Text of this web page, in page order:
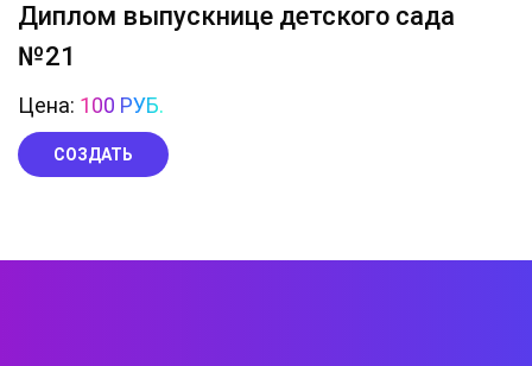
Диплом выпускнице детского сада
№21
Цена: 100 РУБ.
СОЗДАТЬ